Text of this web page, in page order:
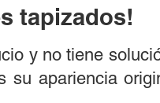
tapizados!
y no tiene
su apariencia